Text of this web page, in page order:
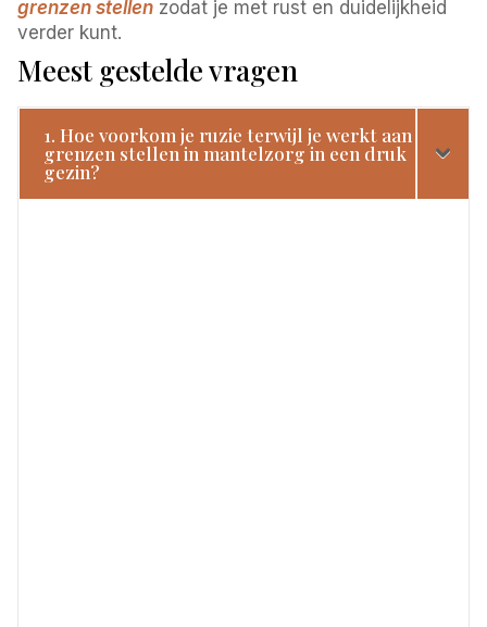
grenzen stellen zodat je met rust en duidelijkheid
verder kunt.
Meest gestelde vragen
1. Hoe voorkom je ruzie terwijl je werkt aan
grenzen stellen in mantelzorg in een druk
gezin?